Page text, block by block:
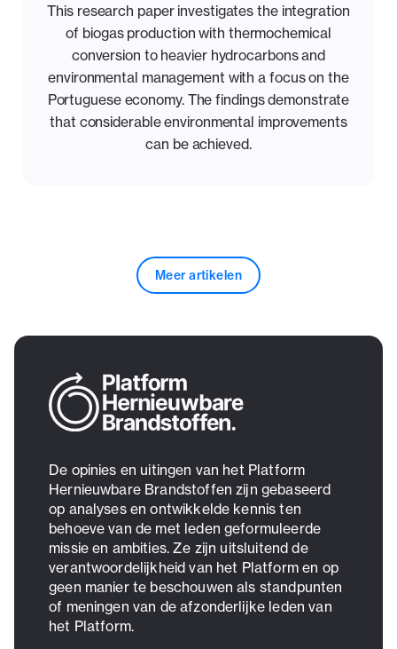
This research paper investigates the integration
of biogas production with thermochemical
conversion to heavier hydrocarbons and
environmental management with a focus on the
Portuguese economy. The findings demonstrate
that considerable environmental improvements
can be achieved.
Meer artikelen
De opinies en uitingen van het Platform
Hernieuwbare Brandstoffen zijn gebaseerd
op analyses en ontwikkelde kennis ten
behoeve van de met leden geformuleerde
missie en ambities. Ze zijn uitsluitend de
verantwoordelijkheid van het Platform en op
geen manier te beschouwen als standpunten
of meningen van de afzonderlijke leden van
het Platform.